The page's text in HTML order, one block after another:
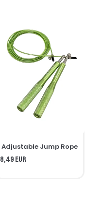
Adjustable Jump Rope
8,49 EUR